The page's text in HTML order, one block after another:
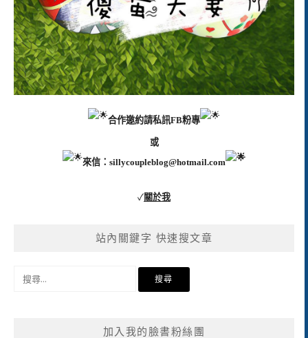
合作邀約請私訊FB粉專
或
來信： sillycoupleblog@hotmail.com
✓關於我
站內關鍵字 快速搜文章
加入我的臉書粉絲團